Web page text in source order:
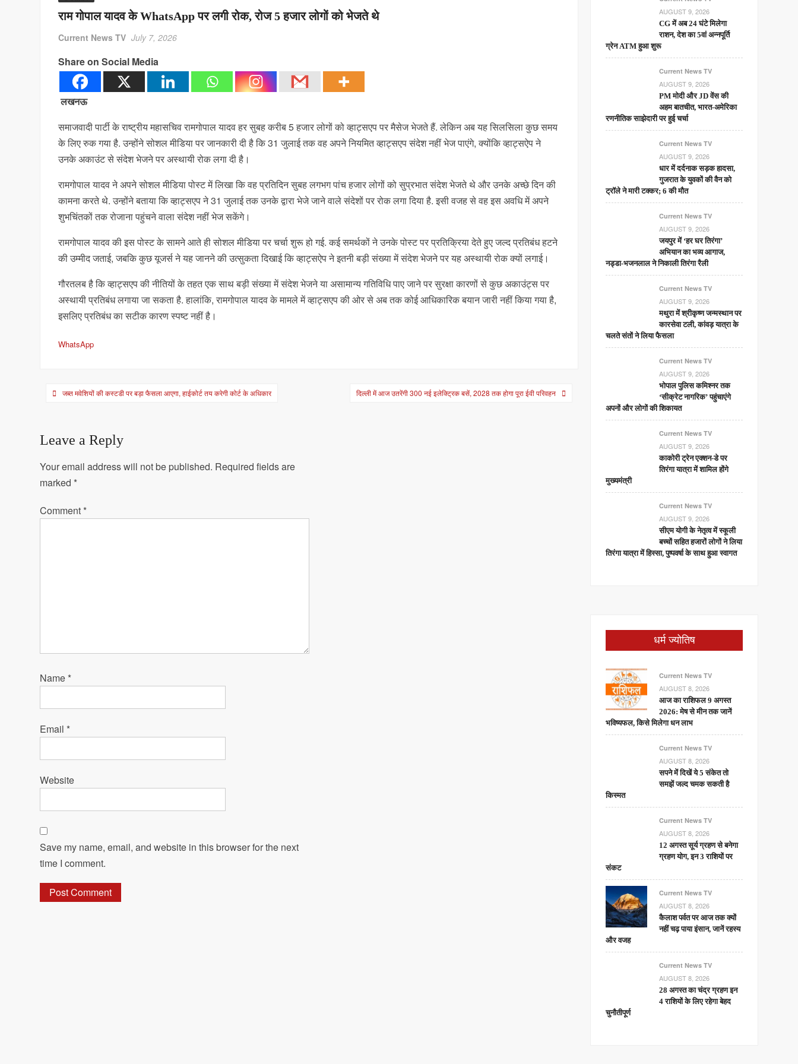
राम गोपाल यादव के WhatsApp पर लगी रोक, रोज 5 हजार लोगों को भेजते थे
Current News TV July 7, 2026
Share on Social Media
लखनऊ
समाजवादी पार्टी के राष्ट्रीय महासचिव रामगोपाल यादव हर सुबह करीब 5 हजार लोगों को व्हाट्सएप पर मैसेज भेजते हैं. लेकिन अब यह सिलसिला कुछ समय
के लिए रुक गया है. उन्होंने सोशल मीडिया पर जानकारी दी है कि 31 जुलाई तक वह अपने नियमित व्हाट्सएप संदेश नहीं भेज पाएंगे, क्योंकि व्हाट्सऐप ने
उनके अकाउंट से संदेश भेजने पर अस्थायी रोक लगा दी है।
रामगोपाल यादव ने अपने सोशल मीडिया पोस्ट में लिखा कि वह प्रतिदिन सुबह लगभग पांच हजार लोगों को सुप्रभात संदेश भेजते थे और उनके अच्छे दिन की
कामना करते थे. उन्होंने बताया कि व्हाट्सएप ने 31 जुलाई तक उनके द्वारा भेजे जाने वाले संदेशों पर रोक लगा दिया है. इसी वजह से वह इस अवधि में अपने
शुभचिंतकों तक रोजाना पहुंचने वाला संदेश नहीं भेज सकेंगे।
रामगोपाल यादव की इस पोस्ट के सामने आते ही सोशल मीडिया पर चर्चा शुरू हो गई. कई समर्थकों ने उनके पोस्ट पर प्रतिक्रिया देते हुए जल्द प्रतिबंध हटने
की उम्मीद जताई, जबकि कुछ यूजर्स ने यह जानने की उत्सुकता दिखाई कि व्हाट्सऐप ने इतनी बड़ी संख्या में संदेश भेजने पर यह अस्थायी रोक क्यों लगाई।
गौरतलब है कि व्हाट्सएप की नीतियों के तहत एक साथ बड़ी संख्या में संदेश भेजने या असामान्य गतिविधि पाए जाने पर सुरक्षा कारणों से कुछ अकाउंट्स पर
अस्थायी प्रतिबंध लगाया जा सकता है. हालांकि, रामगोपाल यादव के मामले में व्हाट्सएप की ओर से अब तक कोई आधिकारिक बयान जारी नहीं किया गया है,
इसलिए प्रतिबंध का सटीक कारण स्पष्ट नहीं है।
WhatsApp
Postजब्त मवेशियों की कस्टडी पर बड़ा फैसला आएगा, हाईकोर्ट तय करेगी कोर्ट के अधिकार दिल्ली में आज उतरेंगी 300 नई इलेक्ट्रिक बसें, 2028 तक होगा पूरा ईवी परिवहन
Leave a Reply
Your email address will not be published. Required fields are
marked *
Comment *
Name *
Email *
Website
Save my name, email, and website in this browser for the next
time I comment.
AUGUST 9, 2026
CG में अब 24 घंटे मिलेगा
राशन, देश का 5वां अन्नपूर्ति
ग्रेन ATM हुआ शुरू
Current News TV
AUGUST 9, 2026
PM मोदी और JD वेंस की
अहम बातचीत, भारत-अमेरिका
रणनीतिक साझेदारी पर हुई चर्चा
Current News TV
AUGUST 9, 2026
धार में दर्दनाक सड़क हादसा,
गुजरात के युवकों की वैन को
ट्रॉले ने मारी टक्कर; 6 की मौत
Current News TV
AUGUST 9, 2026
जयपुर में ‘हर घर तिरंगा’
अभियान का भव्य आगाज,
नड्डा-भजनलाल ने निकाली तिरंगा रैली
Current News TV
AUGUST 9, 2026
मथुरा में श्रीकृष्ण जन्मस्थान पर
कारसेवा टली, कांवड़ यात्रा के
चलते संतों ने लिया फैसला
Current News TV
AUGUST 9, 2026
भोपाल पुलिस कमिश्नर तक
‘सीक्रेट नागरिक’ पहुंचाएंगे
अपनों और लोगों की शिकायत
Current News TV
AUGUST 9, 2026
काकोरी ट्रेन एक्शन-डे पर
तिरंगा यात्रा में शामिल होंगे
मुख्यमंत्री
Current News TV
AUGUST 9, 2026
सीएम योगी के नेतृत्व में स्कूली
बच्चों सहित हजारों लोगों ने लिया
तिरंगा यात्रा में हिस्सा, पुष्पवर्षा के साथ हुआ स्वागत
धर्म ज्योतिष
Current News TV
AUGUST 8, 2026
आज का राशिफल 9 अगस्त
2026: मेष से मीन तक जानें
भविष्यफल, किसे मिलेगा धन लाभ
Current News TV
AUGUST 8, 2026
सपने में दिखें ये 5 संकेत तो
समझें जल्द चमक सकती है
किस्मत
Current News TV
AUGUST 8, 2026
12 अगस्त सूर्य ग्रहण से बनेगा
ग्रहण योग, इन 3 राशियों पर
संकट
Current News TV
AUGUST 8, 2026
कैलाश पर्वत पर आज तक क्यों
नहीं चढ़ पाया इंसान, जानें रहस्य
और वजह
Current News TV
AUGUST 8, 2026
28 अगस्त का चंद्र ग्रहण इन
4 राशियों के लिए रहेगा बेहद
चुनौतीपूर्ण